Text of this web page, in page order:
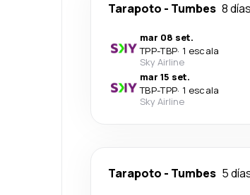
Tarapoto - Tumbes 8 días
mar 08 set.
TPP-TBP· 1 escala
Sky Airline
mar 15 set.
TBP-TPP· 1 escala
Sky Airline
Tarapoto - Tumbes 5